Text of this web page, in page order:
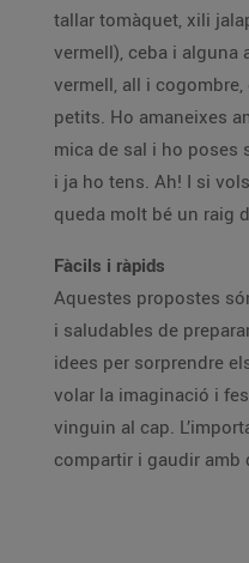
tallar tomàquet, xili
vermell), ceba i alguna
vermell, all i
petits. Ho amaneixes
mica de sal i ho poses
i ja ho tens. Ah! I si
queda molt bé un raig
Fàcils i ràpids
Aquestes propostes
i saludables de
idees per sorprendre
volar la imaginació i
vinguin al cap.
compartir i gaudir amb